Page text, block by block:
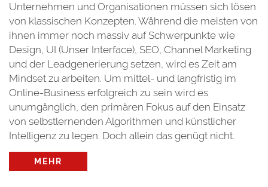
Unternehmen und Organisationen müssen sich lösen
von klassischen Konzepten. Während die meisten von
ihnen immer noch massiv auf Schwerpunkte wie
Design, UI (Unser Interface), SEO, Channel Marketing
und der Leadgenerierung setzen, wird es Zeit am
Mindset zu arbeiten. Um mittel- und langfristig im
Online-Business erfolgreich zu sein wird es
unumgänglich, den primären Fokus auf den Einsatz
von selbstlernenden Algorithmen und künstlicher
Intelligenz zu legen. Doch allein das genügt nicht.
MEHR